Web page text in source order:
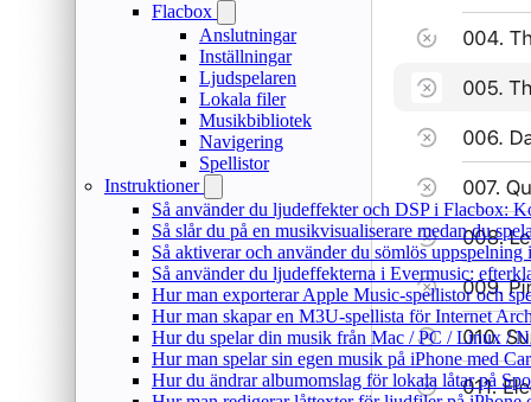
Flacbox
Anslutningar
Inställningar
Ljudspelaren
Lokala filer
Musikbibliotek
Navigering
Spellistor
Instruktioner
Så använder du ljudeffekter och DSP i Flacbox:
Så slår du på en musikvisualiserare medan du
Så aktiverar och använder du sömlös uppspelning
Så använder du ljudeffekterna i Evermusic:
Hur man exporterar Apple Music-spellistor och
Hur man skapar en M3U-spellista för Internet
Hur du spelar din musik från Mac / PC / Linux /
Hur man spelar sin egen musik på iPhone med
Hur du ändrar albumomslag för lokala låtar på